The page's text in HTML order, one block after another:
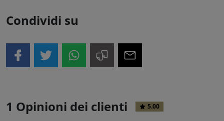
Condividi su
1 Opinioni dei clienti 5.00